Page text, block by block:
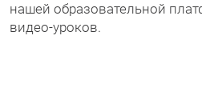
нашей образовательной
видео-уроков.